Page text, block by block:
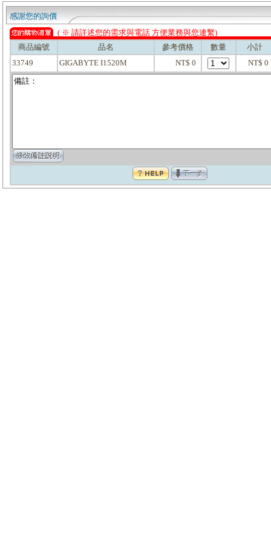
感謝您的詢價
( ※ 請詳述您的需求與電話 方便業務與您連繫)
商品編號
品名 參考價格 數量
小計
33749
GIGABYTE I1520M NT$ 0 NT$